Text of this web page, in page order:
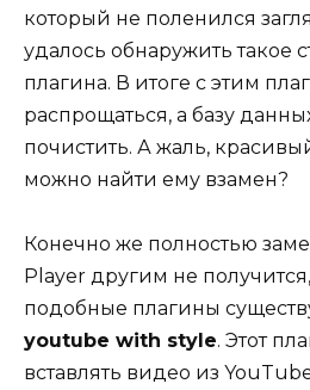
который не поленился
удалось обнаружить такое
плагина. В итоге с этим
распрощаться, а базу
почистить. А жаль,
можно найти ему взамен?
Конечно же полностью
Player другим не
подобные плагины
youtube with style. Этот
вставлять видео из